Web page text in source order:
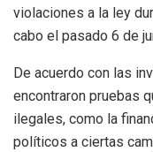
violaciones a la ley
cabo el pasado 6 de
De acuerdo con las
encontraron pruebas
ilegales, como la
políticos a ciertas